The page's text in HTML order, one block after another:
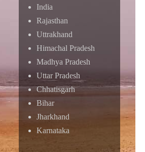
India
Rajasthan
Uttrakhand
Himachal Pradesh
Madhya Pradesh
Uttar Pradesh
Chhatisgarh
Bihar
Jharkhand
Karnataka